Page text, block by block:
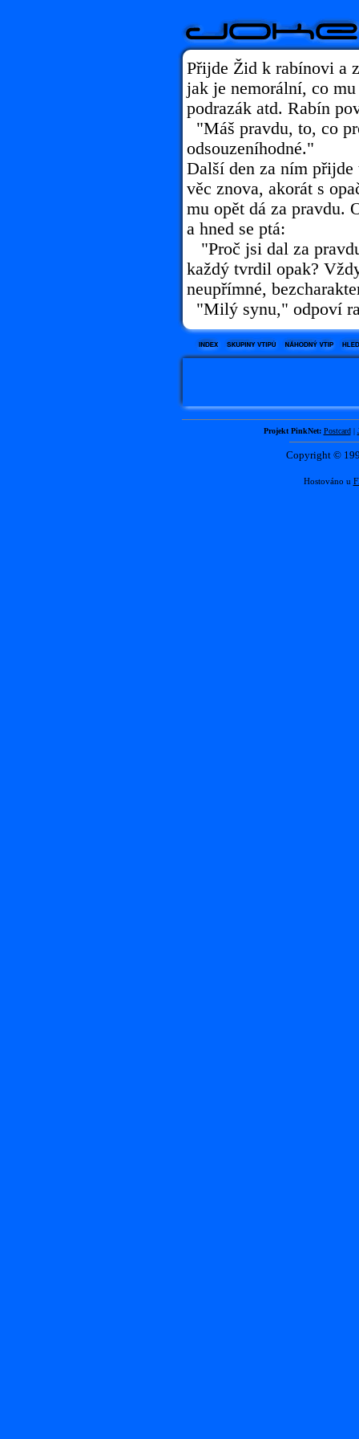
Přijde Žid k rabínovi a
jak je nemorální, co
podrazák atd. Rabín
"Máš pravdu, to, co
odsouzeníhodné."
Další den za ním
věc znova, akorát s
mu opět dá za pravdu.
a hned se ptá:
"Proč jsi dal za
každý tvrdil opak?
neupřímné,
"Milý synu," odpoví
Projekt PinkNet: Postcard|
Copyright ©
Hostováno u